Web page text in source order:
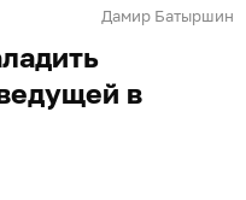
Дамир Батыршин
в